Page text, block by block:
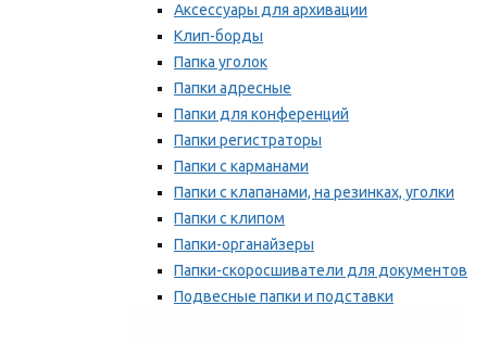
Аксессуары для архивации
Клип-борды
Папка уголок
Папки адресные
Папки для конференций
Папки регистраторы
Папки с карманами
Папки с клапанами, на резинках, уголки
Папки с клипом
Папки-органайзеры
Папки-скоросшиватели для документов
Подвесные папки и подставки